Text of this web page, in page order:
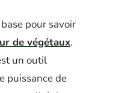
pour savoir
de végétaux.
un outil
puissance de